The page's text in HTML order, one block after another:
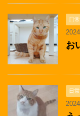
日常
お
日常